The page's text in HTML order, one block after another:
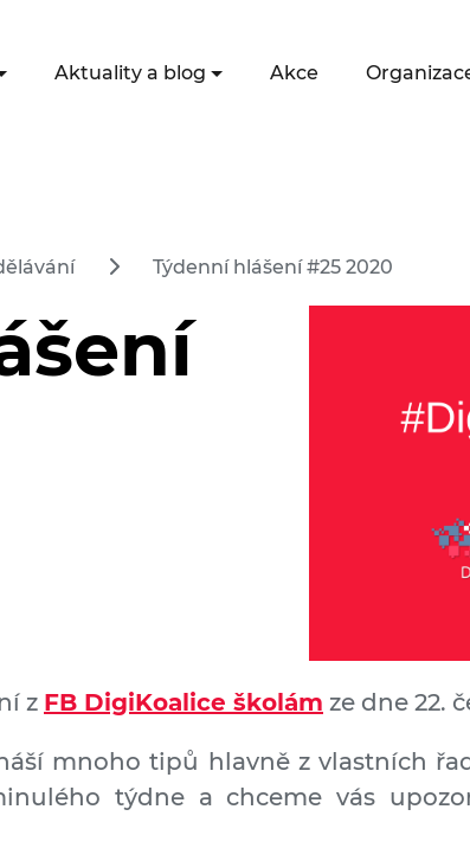
Aktuality a blog Akce
Týdenní hlášení #25 2020
z FB DigiKoalice školám ze dne 22.
mnoho tipů hlavně z vlastních
týdne a chceme vás